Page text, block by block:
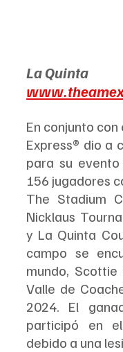
La Quinta
En conjunto con
Express® dio a
para su
156 jugadores
The Stadium
Nicklaus
y La Quinta
campo se
mundo,
Valle de
2024. El
participó en
debido a una